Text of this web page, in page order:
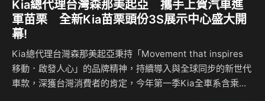
Kia總代理台灣森那美起亞 攜手上賀汽車進
軍苗栗 全新Kia苗栗頭份3S展示中心盛大開
幕!
Kia總代理台灣森那美起亞秉持「Movement that inspires
移動．啟發人心」的品牌精神，持續導入與全球同步的新世代
車款，深獲台灣消費者的肯定，今年第一季Kia全車系含乘用